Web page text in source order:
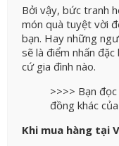
Bởi vậy, bức tranh
món quà tuyệt vời
bạn. Hay những
sẽ là điểm nhấn
cứ gia đình nào.
>>>> Bạn
đồng khác
Khi mua hàng tại